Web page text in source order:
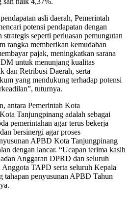
asli daerah, Pemerintah
potensi pendapatan dengan
seperti perluasan pemungutan
rangka memberikan kemudahan
pajak, meningkatkan sarana
untuk menunjang kualitas
dan Retribusi Daerah, serta
yang mendukung terhadap potensi
tuturnya.
antara Pemerintah Kota
Tanjungpinang adalah sebagai
pemerintahan agar terus bekerja
bersinergi agar proses
APBD Kota Tanjungpinang
dengan lancar. “Ucapan terima kasih
Anggaran DPRD dan seluruh
TAPD serta seluruh Kepala
tahapan penyusunan APBD Tahun